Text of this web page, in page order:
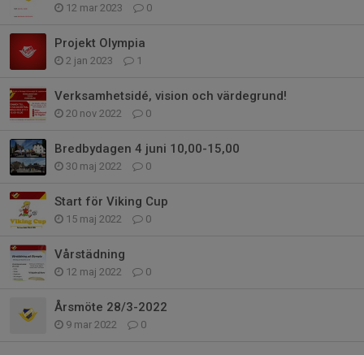
12 mar 2023 0
Projekt Olympia
2 jan 2023 1
Verksamhetsidé, vision och värdegrund!
20 nov 2022 0
Bredbydagen 4 juni 10,00-15,00
30 maj 2022 0
Start för Viking Cup
15 maj 2022 0
Vårstädning
12 maj 2022 0
Årsmöte 28/3-2022
9 mar 2022 0